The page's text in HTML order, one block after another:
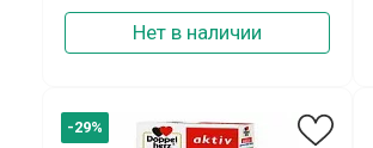
Нет в наличии
-29%